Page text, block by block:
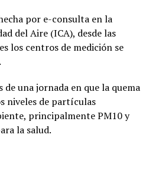
por e-consulta en la
del Aire (ICA), desde las
los centros de medición se
una jornada en que la quema
niveles de partículas
principalmente PM10 y
la salud.